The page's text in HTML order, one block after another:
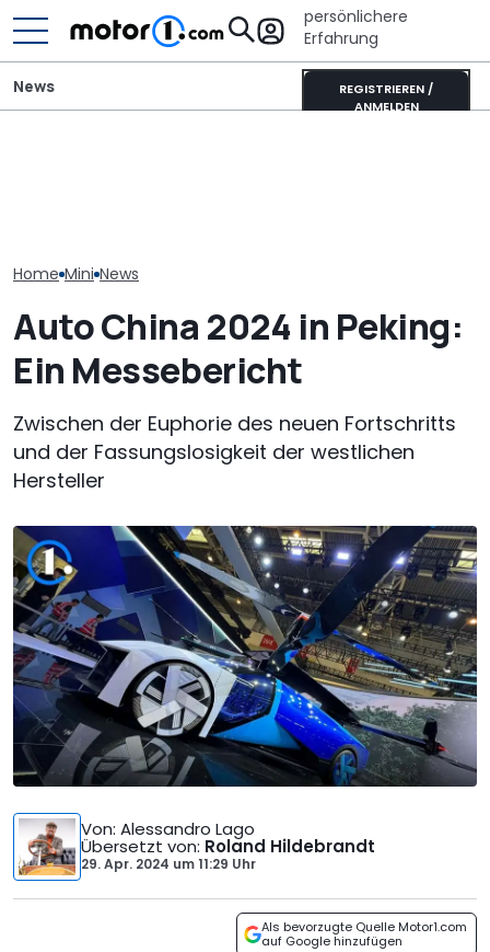
persönlichere
Erfahrung
REGISTRIEREN /
ANMELDEN
News
Home Mini News
Auto China 2024 in Peking:
Ein Messebericht
Zwischen der Euphorie des neuen Fortschritts
und der Fassungslosigkeit der westlichen
Hersteller
Von: Alessandro Lago
Übersetzt von: Roland Hildebrandt
29. Apr. 2024 um11:29 Uhr
Als bevorzugte Quelle Motor1.com
auf Google hinzufügen